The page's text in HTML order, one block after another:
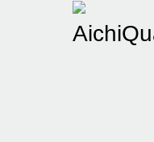
2025/04/09